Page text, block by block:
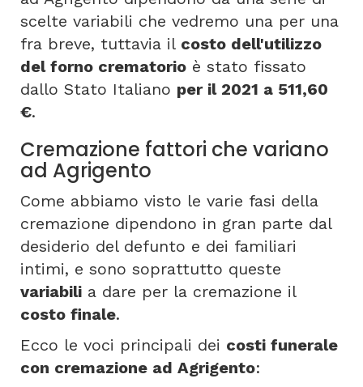
scelte variabili che vedremo una per una
fra breve, tuttavia il costo dell'utilizzo
del forno crematorio è stato fissato
dallo Stato Italiano per il 2021 a 511,60
€.
Cremazione fattori che variano
ad Agrigento
Come abbiamo visto le varie fasi della
cremazione dipendono in gran parte dal
desiderio del defunto e dei familiari
intimi, e sono soprattutto queste
variabili a dare per la cremazione il
costo finale.
Ecco le voci principali dei costi funerale
con cremazione ad Agrigento: